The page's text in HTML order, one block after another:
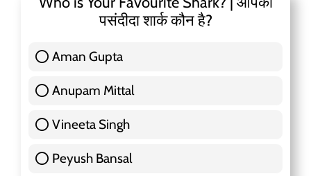
पसंदीदा शार्क कौन है?
Aman Gupta
Anupam Mittal
Vineeta Singh
Peyush Bansal